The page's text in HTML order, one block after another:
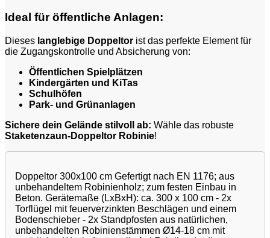
Ideal für öffentliche Anlagen:
Dieses langlebige Doppeltor ist das perfekte Element für
die Zugangskontrolle und Absicherung von:
Öffentlichen Spielplätzen
Kindergärten und KiTas
Schulhöfen
Park- und Grünanlagen
Sichere dein Gelände stilvoll ab: Wähle das robuste
Staketenzaun-Doppeltor Robinie!
Doppeltor 300x100 cm Gefertigt nach EN 1176; aus
unbehandeltem Robinienholz; zum festen Einbau in
Beton. Gerätemaße (LxBxH): ca. 300 x 100 cm - 2x
Torflügel mit feuerverzinkten Beschlägen und einem
Bodenschieber - 2x Standpfosten aus natürlichen,
unbehandelten Robinienstämmen Ø14-18 cm mit